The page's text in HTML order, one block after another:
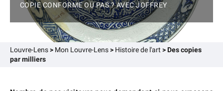
COPIE CONFORME OU PAS ? AVEC JOFFREY
Louvre-Lens> Mon Louvre-Lens> Histoire de l'art >Des copies
par milliers